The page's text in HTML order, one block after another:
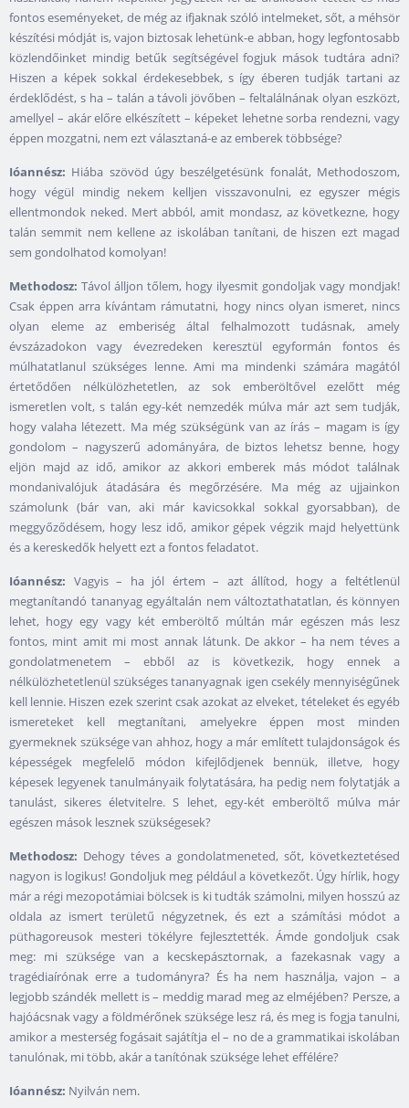
fontos eseményeket, de még az ifjaknak szóló intelmeket, sőt, a méhsör
készítési módját is, vajon biztosak lehetünk-e abban, hogy legfontosabb
közlendőinket mindig betűk segítségével fogjuk mások tudtára adni?
Hiszen a képek sokkal érdekesebbek, s így éberen tudják tartani az
érdeklődést, s ha – talán a távoli jövőben – feltalálnának olyan eszközt,
amellyel – akár előre elkészített – képeket lehetne sorba rendezni, vagy
éppen mozgatni, nem ezt választaná-e az emberek többsége?
Ióannész: Hiába szövöd úgy beszélgetésünk fonalát, Methodoszom,
hogy végül mindig nekem kelljen visszavonulni, ez egyszer mégis
ellentmondok neked. Mert abból, amit mondasz, az következne, hogy
talán semmit nem kellene az iskolában tanítani, de hiszen ezt magad
sem gondolhatod komolyan!
Methodosz: Távol álljon tőlem, hogy ilyesmit gondoljak vagy mondjak!
Csak éppen arra kívántam rámutatni, hogy nincs olyan ismeret, nincs
olyan eleme az emberiség által felhalmozott tudásnak, amely
évszázadokon vagy évezredeken keresztül egyformán fontos és
múlhatatlanul szükséges lenne. Ami ma mindenki számára magától
értetődően nélkülözhetetlen, az sok emberöltővel ezelőtt még
ismeretlen volt, s talán egy-két nemzedék múlva már azt sem tudják,
hogy valaha létezett. Ma még szükségünk van az írás – magam is így
gondolom – nagyszerű adományára, de biztos lehetsz benne, hogy
eljön majd az idő, amikor az akkori emberek más módot találnak
mondanivalójuk átadására és megőrzésére. Ma még az ujjainkon
számolunk (bár van, aki már kavicsokkal sokkal gyorsabban), de
meggyőződésem, hogy lesz idő, amikor gépek végzik majd helyettünk
és a kereskedők helyett ezt a fontos feladatot.
Ióannész: Vagyis – ha jól értem – azt állítod, hogy a feltétlenül
megtanítandó tananyag egyáltalán nem változtathatatlan, és könnyen
lehet, hogy egy vagy két emberöltő múltán már egészen más lesz
fontos, mint amit mi most annak látunk. De akkor – ha nem téves a
gondolatmenetem – ebből az is következik, hogy ennek a
nélkülözhetetlenül szükséges tananyagnak igen csekély mennyiségűnek
kell lennie. Hiszen ezek szerint csak azokat az elveket, tételeket és egyéb
ismereteket kell megtanítani, amelyekre éppen most minden
gyermeknek szüksége van ahhoz, hogy a már említett tulajdonságok és
képességek megfelelő módon kifejlődjenek bennük, illetve, hogy
képesek legyenek tanulmányaik folytatására, ha pedig nem folytatják a
tanulást, sikeres életvitelre. S lehet, egy-két emberöltő múlva már
egészen mások lesznek szükségesek?
Methodosz: Dehogy téves a gondolatmeneted, sőt, következtetésed
nagyon is logikus! Gondoljuk meg például a következőt. Úgy hírlik, hogy
már a régi mezopotámiai bölcsek is ki tudták számolni, milyen hosszú az
oldala az ismert területű négyzetnek, és ezt a számítási módot a
püthagoreusok mesteri tökélyre fejlesztették. Ámde gondoljuk csak
meg: mi szüksége van a kecskepásztornak, a fazekasnak vagy a
tragédiaírónak erre a tudományra? És ha nem használja, vajon – a
legjobb szándék mellett is – meddig marad meg az elméjében? Persze, a
hajóácsnak vagy a földmérőnek szüksége lesz rá, és meg is fogja tanulni,
amikor a mesterség fogásait sajátítja el – no de a grammatikai iskolában
tanulónak, mi több, akár a tanítónak szüksége lehet effélére?
Ióannész: Nyilván nem.